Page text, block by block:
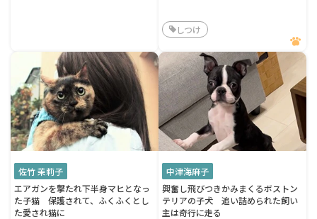
しつけ
佐竹 茉莉子
エアガンを撃たれ下半身マヒとなっ
た子猫 保護されて、ふくふくとし
た愛され猫に
中津海麻子
興奮し飛びつきかみまくるボストン
テリアの子犬 追い詰められた飼い
主は奇行に走る